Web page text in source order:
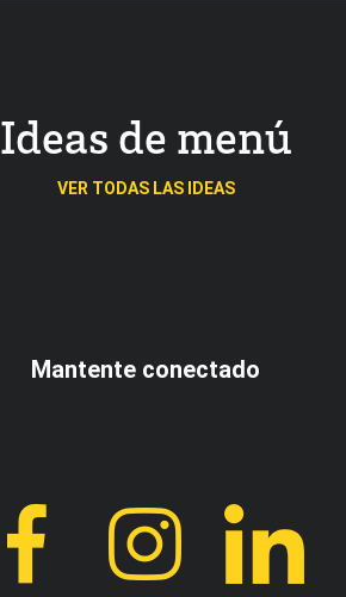
Ideas de menú
VER TODAS LAS IDEAS
Mantente conectado